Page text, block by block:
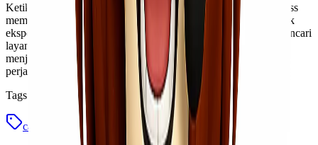
Ketika mempertimbangkan semua faktor tersebut, Lionel Express
memang dapat dikatakan sebagai salah satu pilihan terbaik untuk
ekspedisi cargo murah antara Jakarta dan Medan. Jika Anda mencari
layanan terpercaya dengan harga terjangkau, tidak ada salahnya
menjadikan Lionel Express sebagai partner logistik Anda di
perjalanan barang selanjutnya.
Tags
cargo laut cargo murah jakarta medan